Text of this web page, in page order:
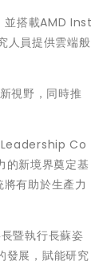
搭載AMD Inst
人員提供雲端般
視野，同時推
Leadership Co
新境界奠定基
有助於生產力
暨執行長蘇姿
發展，賦能研究